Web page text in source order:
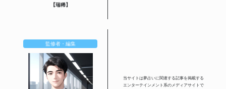
【瑞稀】
監修者・編集
当サイトは夢占いに関連する記事を掲載する
エンターテインメント系のメディアサイトで